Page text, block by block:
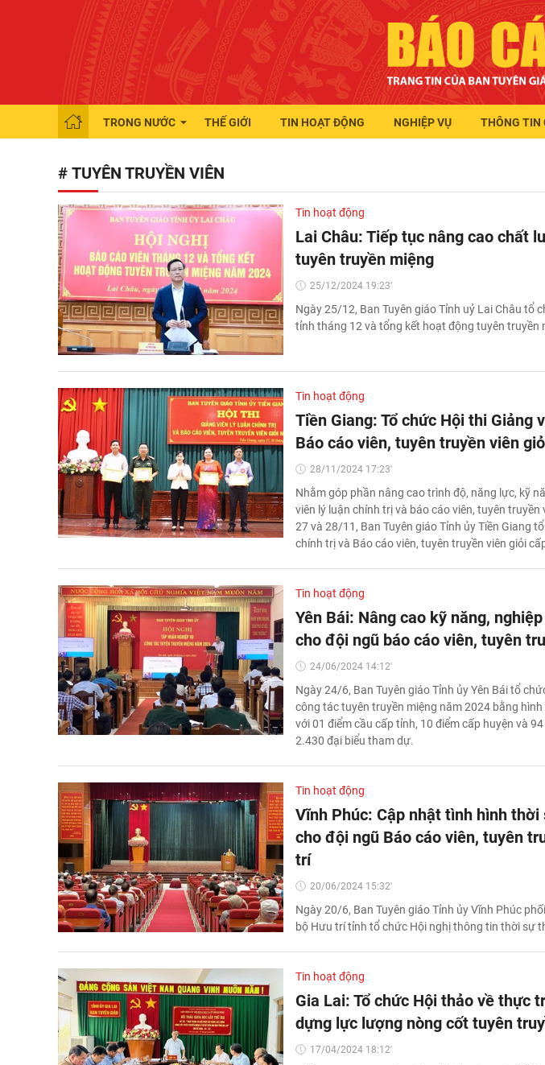
TRONG NƯỚC THẾ GIỚI TIN HOẠT ĐỘNG NGHIỆP VỤ THÔNG TIN
# TUYÊN TRUYỀN VIÊN
Tin hoạt động
Lai Châu: Tiếp tục nâng cao chất
tuyên truyền miệng
25/12/2024 19:23'
Ngày 25/12, Ban Tuyên giáo Tỉnh uỷ Lai Châu tổ
tỉnh tháng 12 và tổng kết hoạt động tuyên truyền
Tin hoạt động
Tiền Giang: Tổ chức Hội thi Giảng
Báo cáo viên, tuyên truyền viên
28/11/2024 17:23'
Nhằm góp phần nâng cao trình độ, năng lực, kỹ
viên lý luận chính trị và báo cáo viên, tuyên
27 và 28/11, Ban Tuyên giáo Tỉnh ủy Tiền Giang
chính trị và Báo cáo viên, tuyên truyền viên giỏi
Tin hoạt động
Yên Bái: Nâng cao kỹ năng,
cho đội ngũ báo cáo viên, tuyên
24/06/2024 14:12'
Ngày 24/6, Ban Tuyên giáo Tỉnh ủy Yên Bái tổ
công tác tuyên truyền miệng năm 2024 bằng
với 01 điểm cầu cấp tỉnh, 10 điểm cấp huyện và
2.430 đại biểu tham dự.
Tin hoạt động
Vĩnh Phúc: Cập nhật tình hình
cho đội ngũ Báo cáo viên, tuyên
trí
20/06/2024 15:32'
Ngày 20/6, Ban Tuyên giáo Tỉnh ủy Vĩnh Phúc
bộ Hưu trí tỉnh tổ chức Hội nghị thông tin thời sự
Tin hoạt động
Gia Lai: Tổ chức Hội thảo về thực
dựng lực lượng nòng cốt tuyên
17/04/2024 18:12'